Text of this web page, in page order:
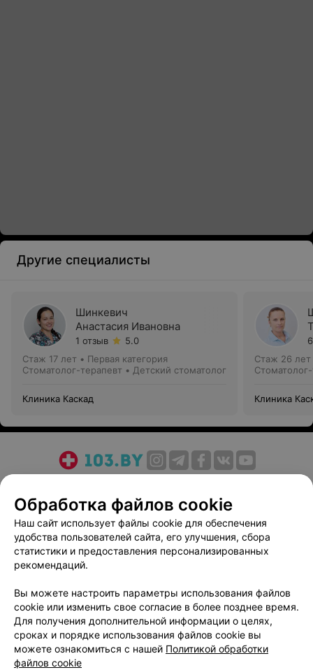
Другие специалисты
Шинкевич
Анастасия Ивановна
1 отзыв
5.0
Стаж 17 лет • Первая категория
Стоматолог-терапевт • Детский стоматолог
Клиника Каскад
Стаж 26 лет
Клиника
Медицинский маркетинг
Публичный договор
Пользовательское соглашение
Способы оплаты
Вакансии
Партнеры
Написать руководителю 103.by
Персональные настройки cookie
Обработка персональных данных
Обработка файлов cookie
Наш сайт использует файлы cookie для обеспечения
удобства пользователей сайта, его улучшения, сбора
статистики и предоставления персонализированных
рекомендаций.
Вы можете настроить параметры использования файлов
cookie или изменить свое согласие в более позднее время.
Для получения дополнительной информации о целях,
сроках и порядке использования файлов cookie вы
можете ознакомиться с нашей Политикой обработки
файлов cookie